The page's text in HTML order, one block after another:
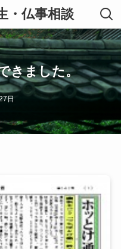
・仏事相談
きました。
日